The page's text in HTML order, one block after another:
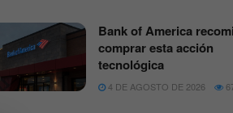
Bank of America
comprar esta acción
tecnológica
4 DE AGOSTO DE 2026